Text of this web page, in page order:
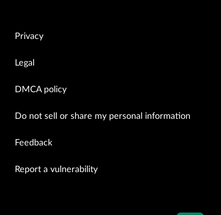
Privacy
Legal
DMCA policy
Do not sell or share my personal information
Feedback
Report a vulnerability